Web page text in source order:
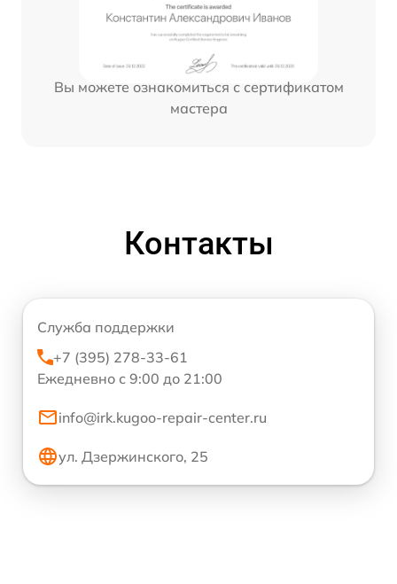
Вы можете ознакомиться с сертификатом
мастера
Контакты
Служба поддержки
+7 (395) 278-33-61
Ежедневно с 9:00 до 21:00
info@irk.kugoo-repair-center.ru
ул. Дзержинского, 25